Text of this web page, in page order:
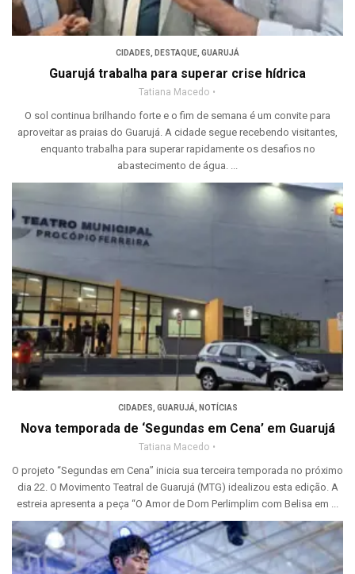
CIDADES, DESTAQUE, GUARUJÁ
Guarujá trabalha para superar crise hídrica
Tatiana Macedo
O sol continua brilhando forte e o fim de semana é um convite para
aproveitar as praias do Guarujá. A cidade segue recebendo visitantes,
enquanto trabalha para superar rapidamente os desafios no
abastecimento de água. ...
CIDADES GUARUJÁ NOTÍCIAS
Nova temporada de ‘Segundas em Cena’ em Guarujá
Tatiana Macedo
O projeto “Segundas em Cena” inicia sua terceira temporada no próximo
dia 22. O Movimento Teatral de Guarujá (MTG) idealizou esta edição. A
estreia apresenta a peça “O Amor de Dom Perlimplim com Belisa em ...